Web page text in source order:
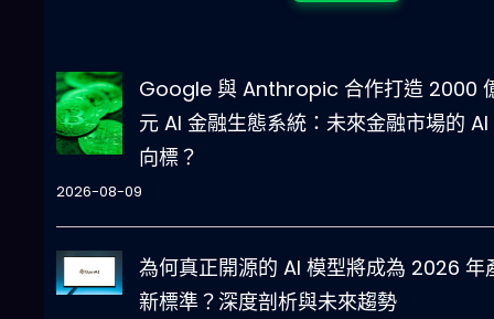
Google 與 Anthropic 合作打造 2000
元 AI 金融生態系統：未來金融市場的 AI
向標？
2026-08-09
為何真正開源的 AI 模型將成為 2026 年
新標準？深度剖析與未來趨勢